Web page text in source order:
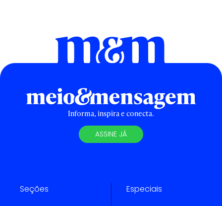
Informa, inspira e conecta.
ASSINE JÁ
Seções Especiais